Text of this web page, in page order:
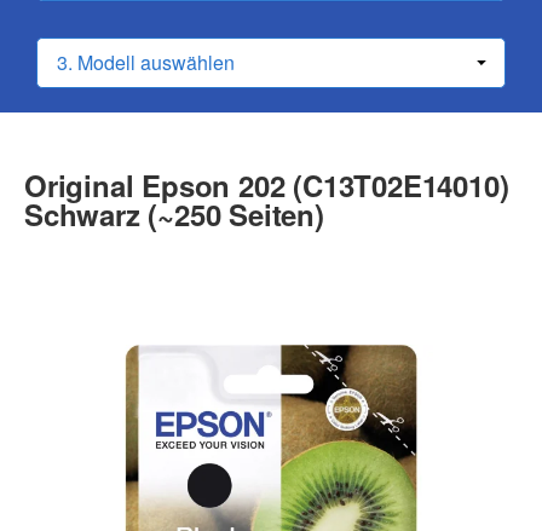
Original Epson 202 (C13T02E14010)
Schwarz (~250 Seiten)